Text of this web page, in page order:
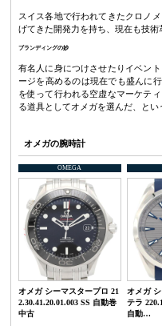
スイス各地で行われてきたクロノ
げてきた開発力を持ち、現在も技術
ブランディングの妙
有名人に身につけさせたりイベン
ージを高めるのは現在でも盛んに
を使って行われる空虚なマーケテ
る道具としてオメガを選んだ、とい
オメガの腕時計
OMEGA
オメガ シーマスタープロ 21
2.30.41.20.01.003 SS 自動巻
中古
オメガ
テラ
自動…